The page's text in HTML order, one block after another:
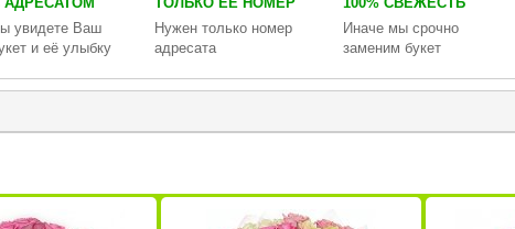
увидете Ваш
и её улыбку
Нужен только номер
адресата
Иначе мы срочно
заменим букет